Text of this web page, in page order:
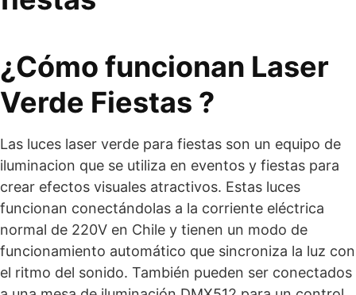
¿Cómo funcionan Laser
Verde Fiestas ?
Las luces laser verde para fiestas son un equipo de
iluminacion que se utiliza en eventos y fiestas para
crear efectos visuales atractivos. Estas luces
funcionan conectándolas a la corriente eléctrica
normal de 220V en Chile y tienen un modo de
funcionamiento automático que sincroniza la luz con
el ritmo del sonido. También pueden ser conectados